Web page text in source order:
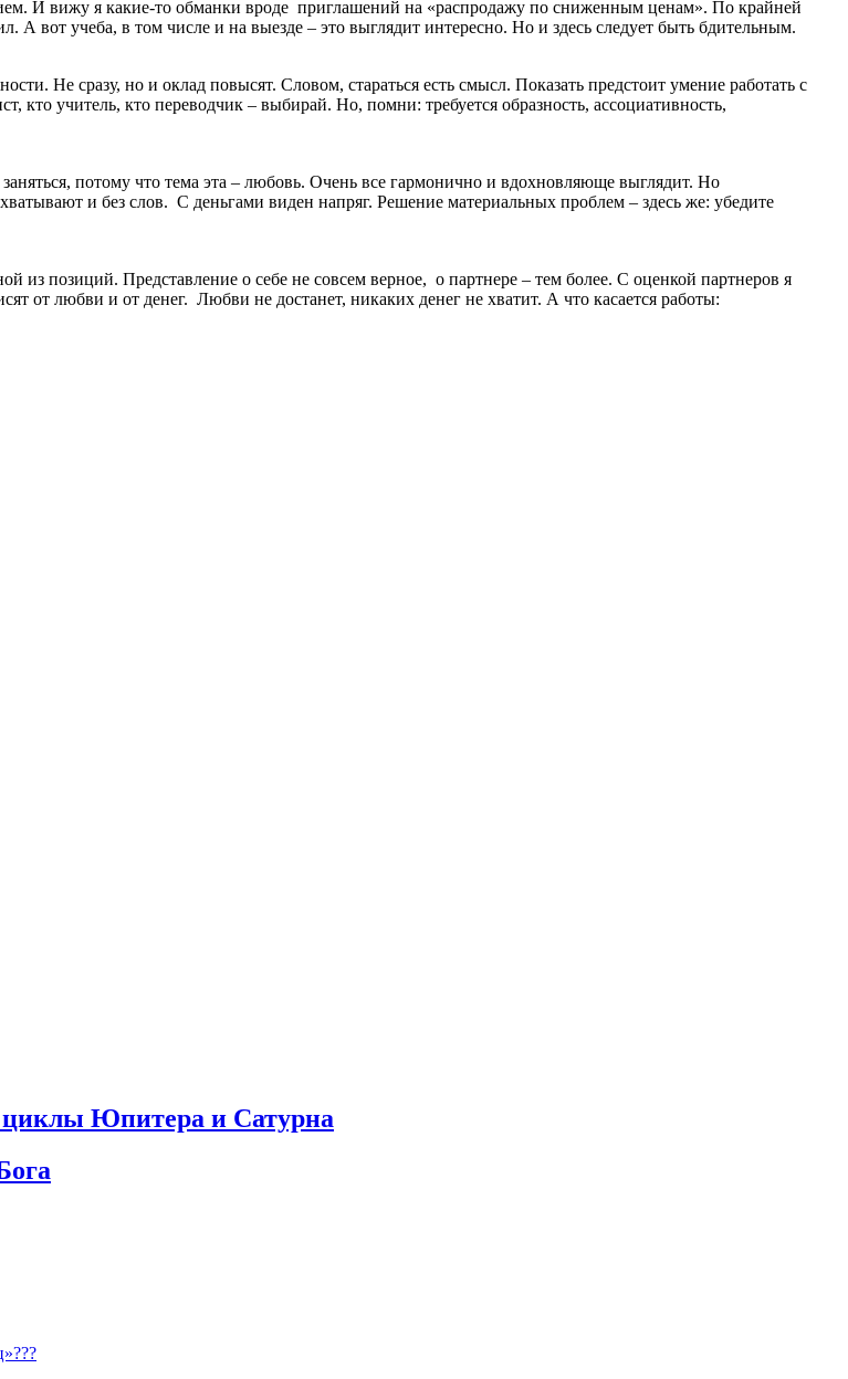
И вижу я какие-то обманки вроде приглашений на «распродажу по сниженным ценам». По крайней
А вот учеба, в том числе и на выезде – это выглядит интересно. Но и здесь следует быть бдительным.
Не сразу, но и оклад повысят. Словом, стараться есть смысл. Показать предстоит умение работать с
учитель, кто переводчик – выбирай. Но, помни: требуется образность, ассоциативность,
потому что тема эта – любовь. Очень все гармонично и вдохновляюще выглядит. Но
и без слов. С деньгами виден напряг. Решение материальных проблем – здесь же: убедите
из позиций. Представление о себе не совсем верное, о партнере – тем более. С оценкой партнеров я
от любви и от денег. Любви не достанет, никаких денег не хватит. А что касается работы:
циклы Юпитера и Сатурна